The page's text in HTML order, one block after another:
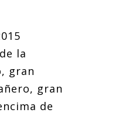
la
gran
gran
de